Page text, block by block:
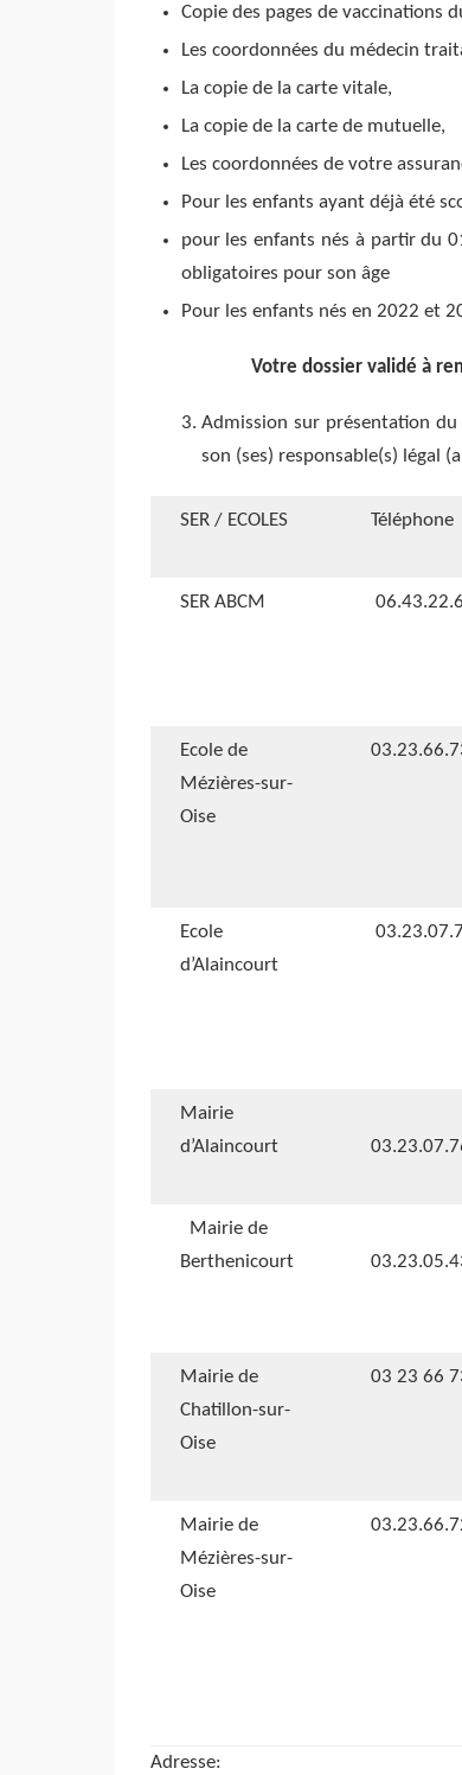
Copie des pages de vaccinations
Les coordonnées du médecin
La copie de la carte vitale,
La copie de la carte de mutuelle,
Les coordonnées de votre
Pour les enfants ayant déjà été
pour les enfants nés à partir du
obligatoires pour son âge
Pour les enfants nés en 2022 et
Votre dossier validé à
Admission sur présentation
son (ses) responsable(s) légal
SER / ECOLES Téléphone
SER ABCM
Ecole de
Mézières-sur-
Oise
Ecole
d’Alaincourt
Mairie
d’Alaincourt
Mairie de
Berthenicourt
Mairie de
Chatillon-sur-
Oise
03 23 66
Mairie de
Mézières-sur-
Oise
Adresse: